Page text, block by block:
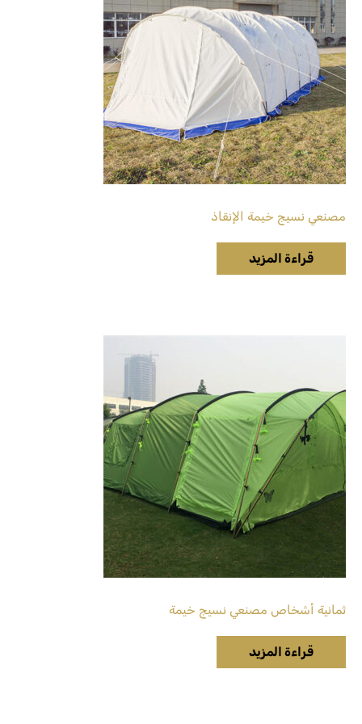
مصنعي نسيج خيمة الإنقاذ
قراءة المزيد
ثمانية أشخاص مصنعي نسيج خيمة
قراءة المزيد